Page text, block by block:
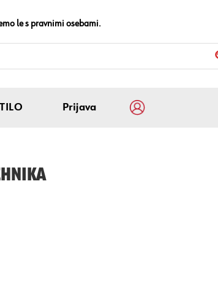
le s pravnimi osebami.
Prijava